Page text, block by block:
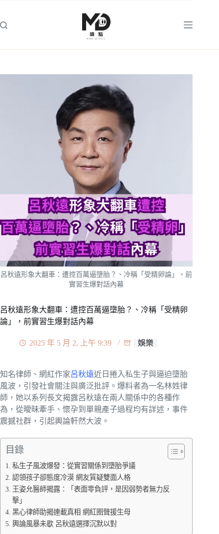
主
呂秋遠形象大翻車：遭控百萬逼墮胎？、冷稱「受精卵論」，前
實習生爆對話內幕
呂秋遠形象大翻車：遭控百萬逼墮胎？、冷稱「受精卵
論」，前實習生爆對話內幕
2025 年 5 月 2, 上午 9:39 娛樂
知名律師、網紅作家呂秋遠近日捲入私生子與逼迫墮胎
風波，引發社會關注與廣泛批評。爆料者為一名林姓律
師，她以系列長文揭露呂秋遠在兩人關係中的各種作
為，從曖昧牽手、懷孕到單親產子過程均有詳述，事件
震撼社群，引起輿論軒然大波。
目錄
私生子風波爆發：從實習關係到墮胎爭議
認領孩子卻態度冷漠 網友質疑雙面人格
王姿允醫師揭露：「表面零負評，是因弱勢者無力反
擊」
黑心律師助揭連載真相 網紅圈聲援生母
輿論風暴未歇 呂秋遠選擇沉默以對